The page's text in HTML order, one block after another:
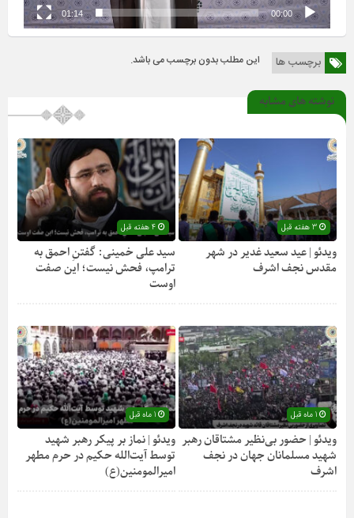
00:00
01:14
برچسب ها این مطلب بدون برچسب می باشد.
نوشته های مشابه
3 هفته قبل
ویدئو | عید سعید غدیر در شهر
مقدس نجف اشرف
سید علی خمینی: گفتنِ احمق به
ترامپ، فحش نیست؛ این صفت
اوست
1 ماه قبل
ویدئو | حضور بی‌نظیر مشتاقان رهبر
شهید مسلمانان جهان در نجف
اشرف
ویدئو | نماز بر پیکر رهبر شهید
توسط آیت‌الله حکیم در حرم مطهر
امیرالمومنین(ع)